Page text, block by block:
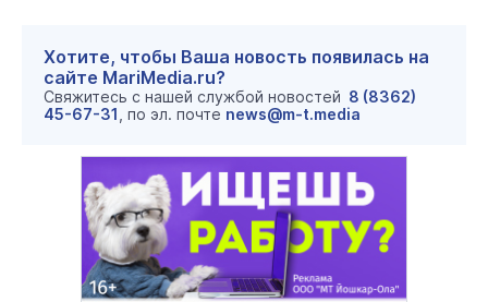
Хотите, чтобы Ваша новость появилась на
сайте MariMedia.ru?
Свяжитесь с нашей службой новостей 8 (8362)
45-67-31 , по эл. почте news@m-t.media